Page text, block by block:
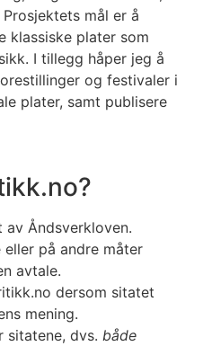
mål er å
klassiske plater som
I tillegg håper jeg å
og festivaler i
plater, samt publisere
Åndsverkloven.
på andre måter
avtale.
dersom sitatet
mening.
sitatene, dvs. både